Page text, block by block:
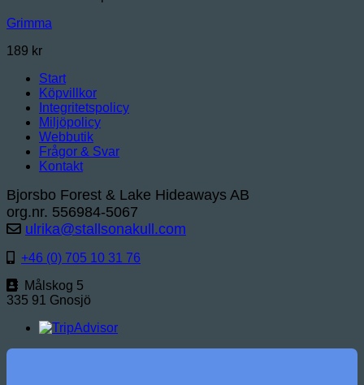
Grimma
189 kr
Start
Köpvillkor
Integritetspolicy
Miljöpolicy
Webbutik
Frågor & Svar
Kontakt
Bjorsbo Forest & Lake Hideaways AB
org.nr. 556984-5067
ulrika@stallsonakull.com
+46 (0) 705 10 31 76
Målskog 5
335 91 Gnosjö